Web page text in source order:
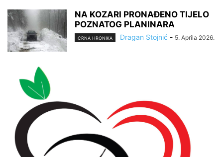
NA KOZARI PRONAĐENO TIJELO
POZNATOG PLANINARA
CRNA HRONIKA Dragan Stojnić - 5. Aprila 2026.